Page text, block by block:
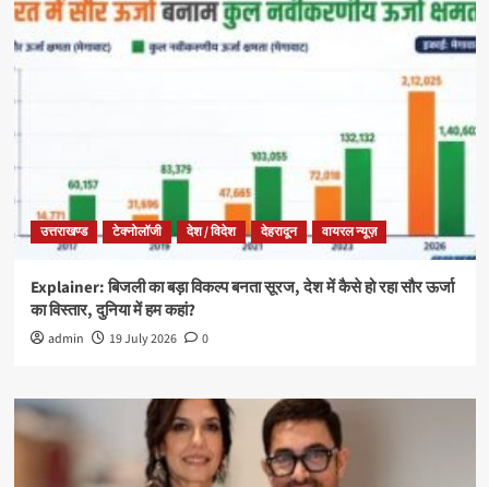
उत्तराखण्ड टेक्नोलॉजी देश / विदेश देहरादून वायरल न्यूज़
Explainer: बिजली का बड़ा विकल्प बनता सूरज, देश में कैसे हो रहा सौर ऊर्जा
का विस्तार, दुनिया में हम कहां?
admin 19 July 2026 0